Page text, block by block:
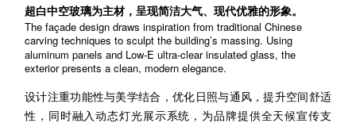
超白中空玻璃为主材，呈现简洁大气、现代优雅的形象。
The façade design draws inspiration from traditional Chinese
carving techniques to sculpt the building’s massing. Using
aluminum panels and Low-E ultra-clear insulated glass, the
exterior presents a clean, modern elegance.
设计注重功能性与美学结合，优化日照与通风，提升空间舒适
性，同时融入动态灯光展示系统，为品牌提供全天候宣传支